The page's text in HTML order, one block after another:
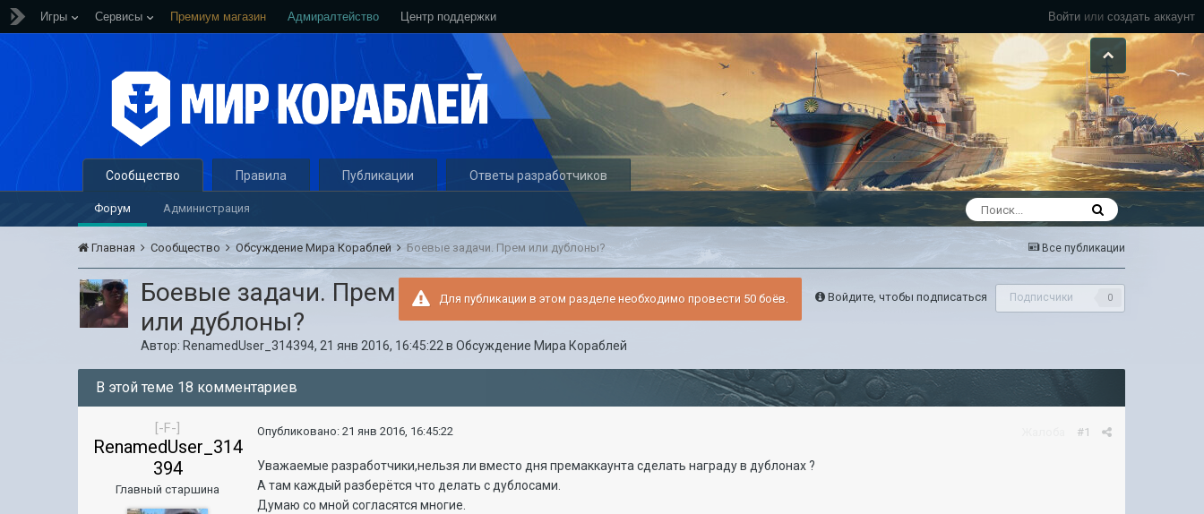
Войти или создать аккаунт
Игры Сервисы Премиум магазин Адмиралтейство Центр поддержки
Сообщество
Форум Администрация
Правила Публикации Ответы разработчиков
Все публикации
Главная Сообщество Обсуждение Мира Кораблей Боевые задачи. Прем или дублоны?
Войдите, чтобы подписаться Подписчики 0
Для публикации в этом разделе необходимо провести 50 боёв.
Боевые задачи. Прем
или дублоны?
Автор: RenamedUser_314394, 21 янв 2016, 16:45:22 вОбсуждение Мира Кораблей
В этой теме 18 комментариев
[-F-]
RenamedUser_314
394
Главный старшина
#1
Опубликовано:21 янв 2016, 16:45:22
Уважаемые разработчики,нельзя ли вместо дня премаккаунта сделать награду в дублонах ?
А там каждый разберётся что делать с дублосами.
Думаю со мной согласятся многие.